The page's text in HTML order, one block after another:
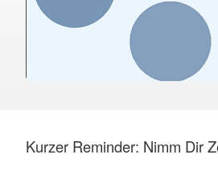
Kurzer Reminder: Nimm Dir